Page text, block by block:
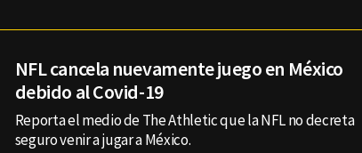
NFL cancela nuevamente juego en México
debido al Covid-19
Reporta el medio de The Athletic que la NFL no decreta
seguro venir a jugar a México.